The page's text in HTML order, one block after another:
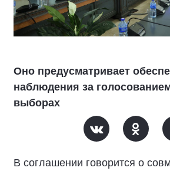
Оно предусматривает
наблюдения за
выборах
В соглашении говорится о